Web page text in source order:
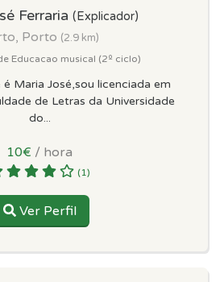
Ferraria (Explicador)
Porto (2.9 km)
Educacao musical (2º ciclo)
Maria José,sou licenciada em
de Letras da Universidade
do...
10€ / hora
(1)
Ver Perfil